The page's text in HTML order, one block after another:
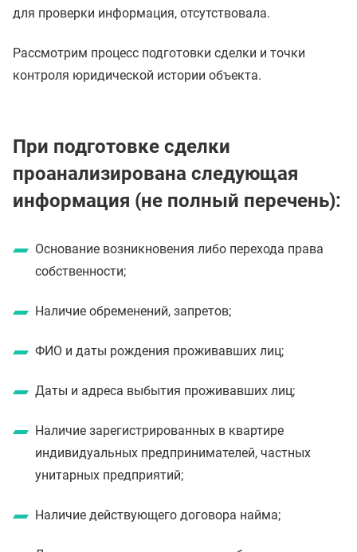
для проверки информация, отсутствовала.
Рассмотрим процесс подготовки сделки и точки
контроля юридической истории объекта.
При подготовке сделки
проанализирована следующая
информация (не полный перечень):
Основание возникновения либо перехода права
собственности;
Наличие обременений, запретов;
ФИО и даты рождения проживавших лиц;
Даты и адреса выбытия проживавших лиц;
Наличие зарегистрированных в квартире
индивидуальных предпринимателей, частных
унитарных предприятий;
Наличие действующего договора найма;